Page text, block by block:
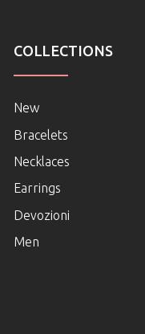
COLLECTIONS
New
Bracelets
Necklaces
Earrings
Devozioni
Men